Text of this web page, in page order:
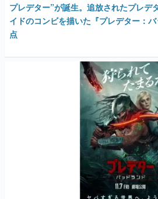
カテゴリ
電ファミニコゲーマーとは？
運営：株式会社マレ
プレデター”が誕生。追放されたプレデ
イドのコンビを描いた『プレデター：
点